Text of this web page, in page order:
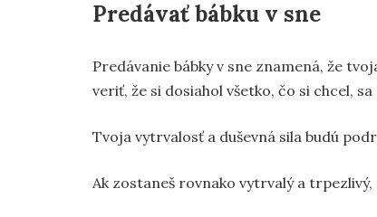
Predávať bábku v sne
Predávanie bábky v sne znamená, že
veriť, že si dosiahol všetko, čo si chcel,
Tvoja vytrvalosť a duševná sila budú
Ak zostaneš rovnako vytrvalý a